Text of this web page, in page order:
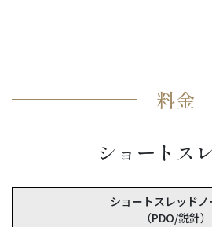
料金
ショートス
ショートスレッド
（PDO/鋭針）